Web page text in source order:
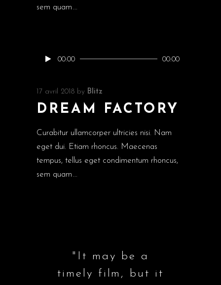
sem quam
Lecteur00:00 00:00
17 avril 2018 by Blitz
DREAM FACTORY
Curabitur ullamcorper ultricies nisi. Nam
eget dui. Etiam rhoncus. Maecenas
tempus, tellus eget condimentum rhoncus,
sem quam
"It may be a
timely film, but it